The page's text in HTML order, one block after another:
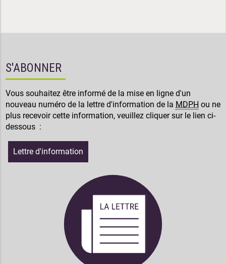
S'ABONNER
Vous souhaitez être informé de la mise en ligne d'un
nouveau numéro de la lettre d'information de la MDPH ou ne
plus recevoir cette information, veuillez cliquer sur le lien ci-
dessous :
Lettre d'information